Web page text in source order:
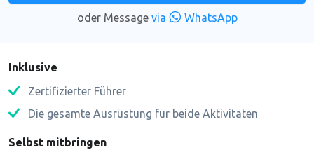
oder Message via WhatsApp
Inklusive
Zertifizierter Führer
Die gesamte Ausrüstung für beide Aktivitäten
Selbst mitbringen